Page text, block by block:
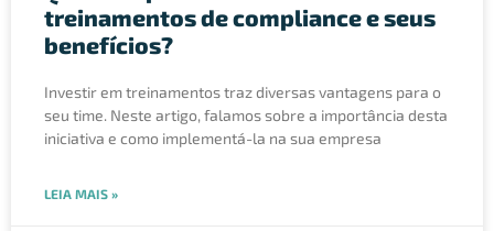
treinamentos de compliance e seus
benefícios?
Investir em treinamentos traz diversas vantagens para o
seu time. Neste artigo, falamos sobre a importância desta
iniciativa e como implementá-la na sua empresa
LEIA MAIS »